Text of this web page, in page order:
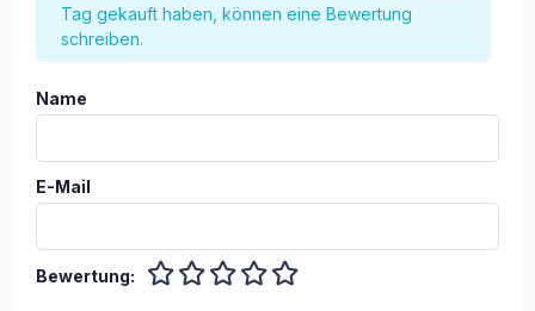
Tag gekauft haben, können eine Bewertung
schreiben.
Name
E-Mail
Bewertung: